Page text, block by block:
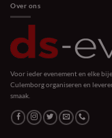
Over ons
Voor ieder evenement en elke
Culemborg organiseren en
smaak.